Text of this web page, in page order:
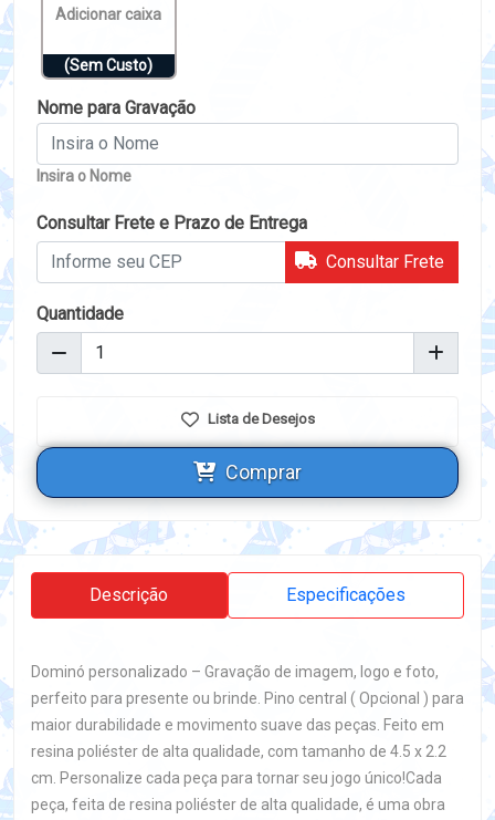
Adicionar caixa
(Sem Custo)
Nome para Gravação
Insira o Nome
Consultar Frete e Prazo de Entrega
Consultar Frete
Quantidade
Lista de Desejos
Comprar
Descrição Especificações
Dominó personalizado – Gravação de imagem, logo e foto,
perfeito para presente ou brinde. Pino central ( Opcional ) para
maior durabilidade e movimento suave das peças. Feito em
resina poliéster de alta qualidade, com tamanho de 4.5 x 2.2
cm. Personalize cada peça para tornar seu jogo único!Cada
peça, feita de resina poliéster de alta qualidade, é uma obra